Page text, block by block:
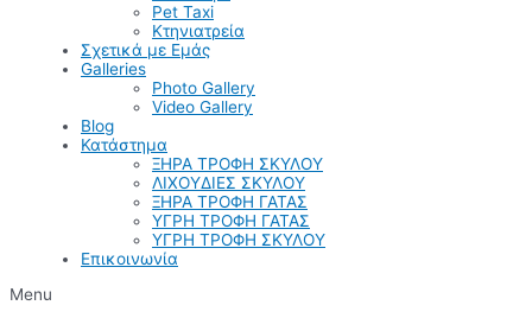
Pet Taxi
Κτηνιατρεία
Σχετικά με Εμάς
Galleries
Photo Gallery
Video Gallery
Blog
Κατάστημα
ΞΗΡΑ ΤΡΟΦΗ ΣΚΥΛΟΥ
ΛΙΧΟΥΔΙΕΣ ΣΚΥΛΟΥ
ΞΗΡΑ ΤΡΟΦΗ ΓΑΤΑΣ
ΥΓΡΗ ΤΡΟΦΗ ΓΑΤΑΣ
ΥΓΡΗ ΤΡΟΦΗ ΣΚΥΛΟΥ
Επικοινωνία
Menu